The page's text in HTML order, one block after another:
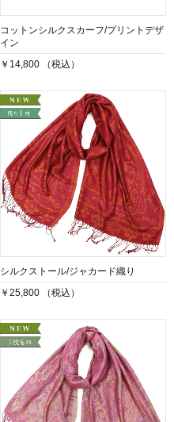
コットンシルクスカーフ/プリントデザ
イン
￥14,800 （税込）
シルクストール/ジャカード織り
￥25,800 （税込）